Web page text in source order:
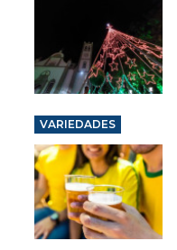
VARIEDADES